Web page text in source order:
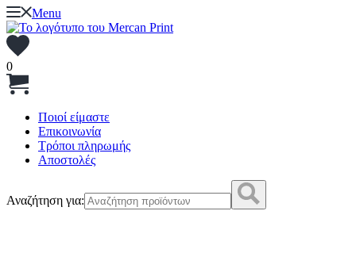
Menu
0
Ποιοί είμαστε
Επικοινωνία
Τρόποι πληρωμής
Αποστολές
Αναζήτηση για: